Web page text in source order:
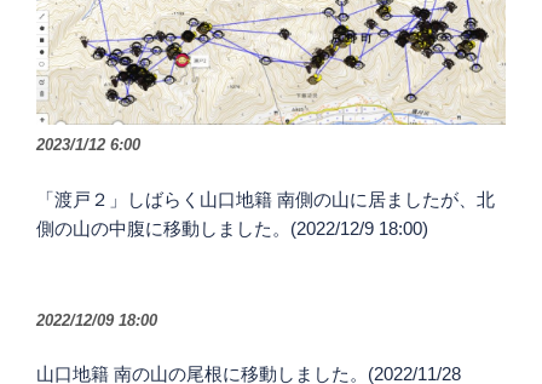
2023/1/12 6:00
「渡戸２」しばらく山口地籍 南側の山に居ましたが、北
側の山の中腹に移動しました。(2022/12/9 18:00)
2022/12/09 18:00
山口地籍 南の山の尾根に移動しました。(2022/11/28